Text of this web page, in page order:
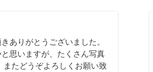
ありがとうございました。
思いますが、たくさん写真
またどうぞよろしくお願い致